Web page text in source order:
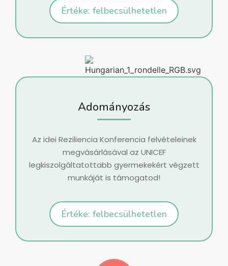
Értéke: felbecsülhetetlen
Adományozás
Az idei Reziliencia Konferencia felvételeinek
megvásárlásával az UNICEF
legkiszolgáltatottabb gyermekekért végzett
munkáját is támogatod!
Értéke: felbecsülhetetlen